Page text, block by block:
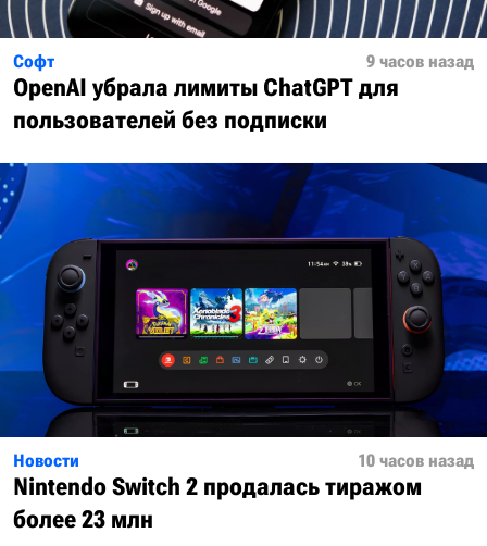
Софт 9 часов назад
OpenAI убрала лимиты ChatGPT для
пользователей без подписки
Новости 10 часов назад
Nintendo Switch 2 продалась тиражом
более 23 млн